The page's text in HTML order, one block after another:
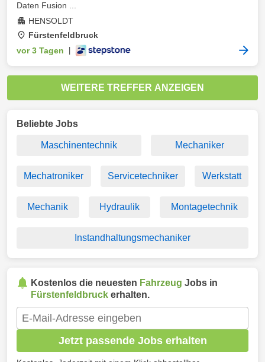
Daten Fusion ...
HENSOLDT
Fürstenfeldbruck
vor 3 Tagen
WEITERE TREFFER ANZEIGEN
Beliebte Jobs
Maschinentechnik Mechaniker
Mechatroniker Servicetechniker Werkstatt
Mechanik Hydraulik Montagetechnik
Instandhaltungsmechaniker
Kostenlos die neuesten Fahrzeug Jobs in
Fürstenfeldbruck erhalten.
Jetzt passende Jobs erhalten